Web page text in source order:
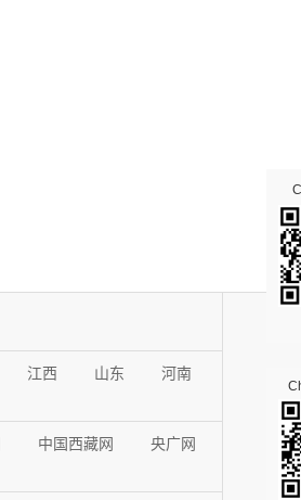
江西 山东
河南
中国西藏网
央广网